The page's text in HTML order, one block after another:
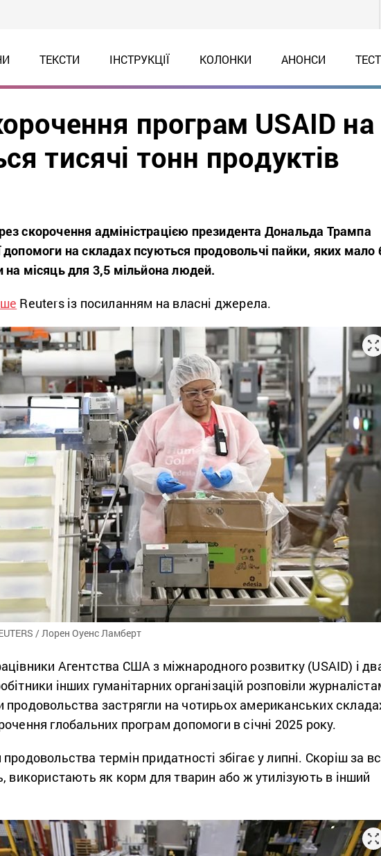
ТЕКСТИ ІНСТРУКЦІЇ КОЛОНКИ АНОНСИ
програм USAID на
тисячі тонн продуктів
скорочення адміністрацією президента Дональда Трампа
допомоги на складах псуються продовольчі пайки, яких мало
на місяць для 3,5 мільйона людей.
Reuters із посиланням на власні джерела.
/ Лорен Оуенс Ламберт
Агентства США з міжнародного розвитку (USAID) і
інших гуманітарних організацій розповіли
продовольства застрягли на чотирьох американських
глобальних програм допомоги в січні 2025 року.
термін придатності збігає у липні. Скоріш за
використають як корм для тварин або ж утилізують в інший